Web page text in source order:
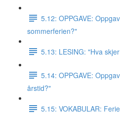
5.12: OPPGAVE:
sommerferien?"
5.13: LESING: "Hva
5.14: OPPGAVE:
årstid?"
5.15: VOKABULAR: Ferie